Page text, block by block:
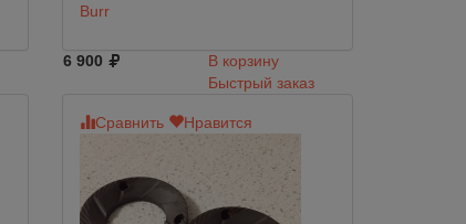
Burr
6 900
В корзину
Быстрый заказ
Сравнить Нравится